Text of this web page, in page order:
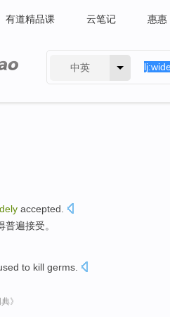
有道精品课 云笔记 惠惠
中英
accepted
普遍接受。
to kill germs
》